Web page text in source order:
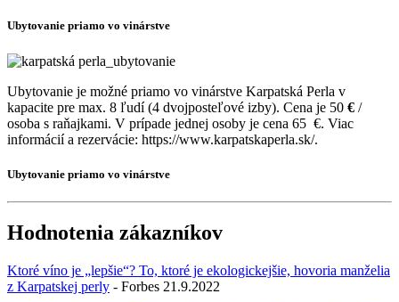
Ubytovanie priamo vo vinárstve
Ubytovanie je možné priamo vo vinárstve Karpatská Perla v
kapacite pre max. 8 ľudí (4 dvojposteľové izby). Cena je 50 € /
osoba s raňajkami. V prípade jednej osoby je cena 65 €. Viac
informácií a rezervácie: https://www.karpatskaperla.sk/.
Ubytovanie priamo vo vinárstve
Hodnotenia zákazníkov
Ktoré víno je „lepšie“? To, ktoré je ekologickejšie, hovoria manželia
z Karpatskej perly - Forbes 21.9.2022